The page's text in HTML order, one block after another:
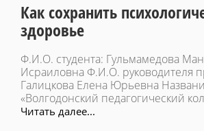
Как сохранить
здоровье
Ф.И.О. студента: Гульмамедова
Исраиловна Ф.И.О. руководителя
Галицкова Елена Юрьевна
«Волгодонский педагогический
Читать далее...